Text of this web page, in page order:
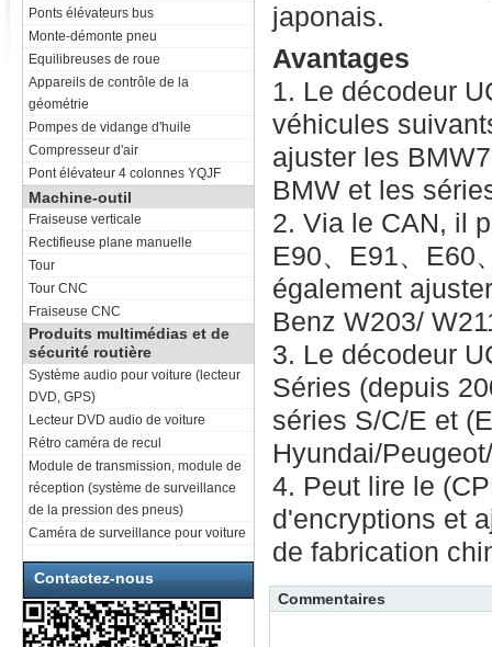
Ponts élévateurs bus
Monte-démonte pneu
Equilibreuses de roue
Appareils de contrôle de la
géométrie
Pompes de vidange d'huile
Compresseur d'air
Pont élévateur 4 colonnes YQJF
Machine-outil
Fraiseuse verticale
Rectifieuse plane manuelle
Tour
Tour CNC
Fraiseuse CNC
Produits multimédias et de
sécurité routière
Système audio pour voiture (lecteur
DVD, GPS)
Lecteur DVD audio de voiture
Rétro caméra de recul
Module de transmission, module de
réception (système de surveillance
de la pression des pneus)
Caméra de surveillance pour voiture
Contactez-nous
japonais.
Avantages
1. Le décodeur
véhicules
ajuster les
BMW et les
2. Via le CAN, il
E90、E91、E60
également
Benz W203/
3. Le décodeur
Séries (depuis
séries S/C/E et
Hyundai/
4. Peut lire le
d'encryptions et
de fabrication
Commentaires